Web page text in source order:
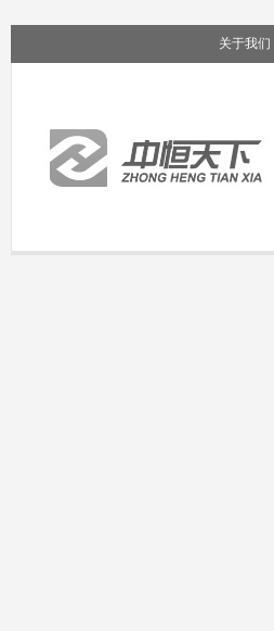
关于我们